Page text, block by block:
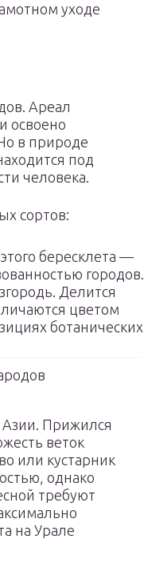
уходе
Ареал
освоено
в природе
под
человека.
сортов:
бересклета —
городов.
Делится
цветом
ботанических
Прижился
веток
или кустарник
однако
требуют
на Урале